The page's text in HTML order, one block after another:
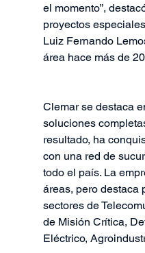
el momento”,
proyectos
Luiz Fernando
área hace más de
Clemar se destaca
soluciones
resultado, ha
con una red de
todo el país. La
áreas, pero destaca
sectores de
de Misión Crítica,
Eléctrico,